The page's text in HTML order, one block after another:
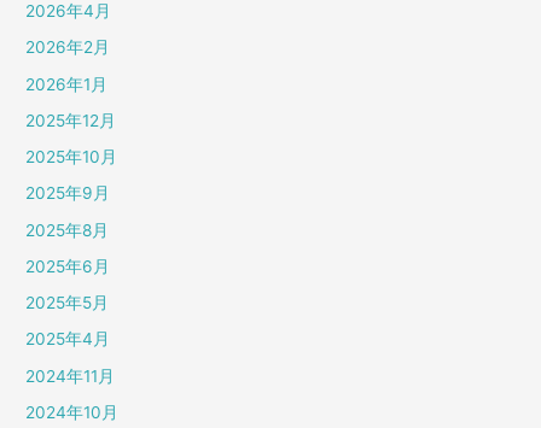
2026年4月
2026年2月
2026年1月
2025年12月
2025年10月
2025年9月
2025年8月
2025年6月
2025年5月
2025年4月
2024年11月
2024年10月